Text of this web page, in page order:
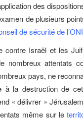
des
de plusieurs
de sécurité de
contre Israël et les
nombreux attentats
pays, ne
à la destruction de
« délivrer »
même sur le